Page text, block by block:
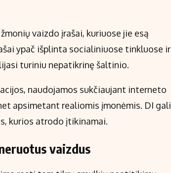
vaizdo įrašai, kuriuose jie esą
ypač išplinta socialiniuose tinkluose ir
turiniu nepatikrinę šaltinio.
naudojamos sukčiaujant interneto
apsimetant realiomis įmonėmis. DI gali
kurios atrodo įtikinamai.
vaizdus